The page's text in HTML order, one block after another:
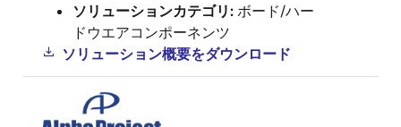
ソリューションカテゴリ:ボード/ハー
ドウエアコンポーネンツ
ソリューション概要をダウンロード